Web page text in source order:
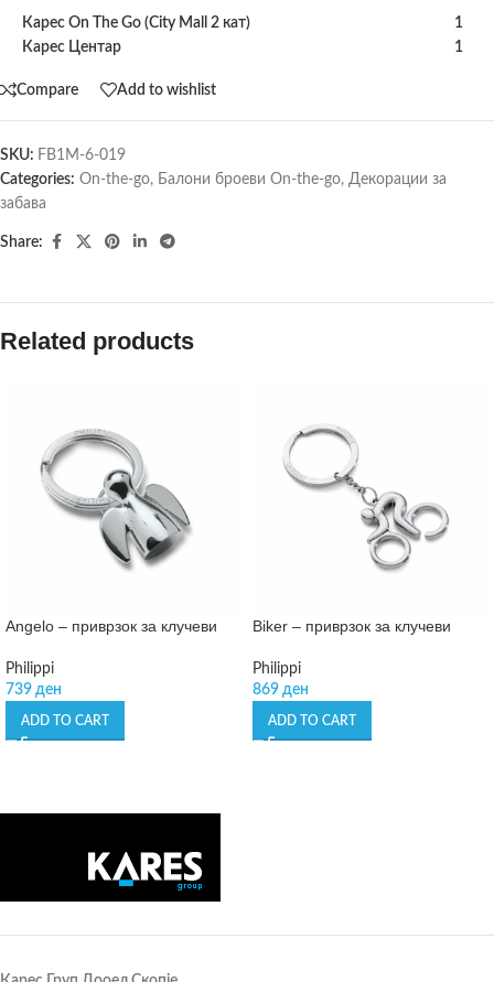
Карес On The Go (City Mall 2 кат)
1
Карес Центар
1
Compare Add to wishlist
SKU: FB1M-6-019
Categories: On-the-go, Балони броеви On-the-go, Декорации за
забава
Share:
Related products
Angelo – приврзок за клучеви
Philippi
739 ден
ADD TO CART
Biker – приврзок за клучеви
Philippi
869 ден
ADD TO CART